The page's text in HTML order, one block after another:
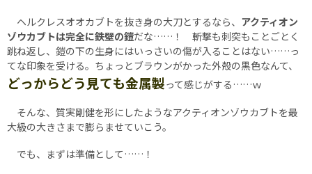
ヘルクレスオオカブトを抜き身の大刀とするなら、 アクティオン
ゾウカブトは完全に鉄壁の鎧だな……！ 斬撃も刺突もことごとく
跳ね返し、鎧の下の生身にはいっさいの傷が入ることはない……っ
てな印象を受ける。ちょっとブラウンがかった外殻の黒色なんて、
どっからどう見ても金属製って感じがする……ｗ
そんな、質実剛健を形にしたようなアクティオンゾウカブトを最
大級の大きさまで膨らませていこう。
でも、まずは準備として……！